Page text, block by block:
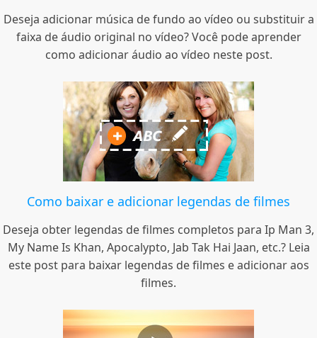
Deseja adicionar música de fundo ao vídeo ou substituir a
faixa de áudio original no vídeo? Você pode aprender
como adicionar áudio ao vídeo neste post.
Como baixar e adicionar legendas de filmes
Deseja obter legendas de filmes completos para Ip Man 3,
My Name Is Khan, Apocalypto, Jab Tak Hai Jaan, etc.? Leia
este post para baixar legendas de filmes e adicionar aos
filmes.